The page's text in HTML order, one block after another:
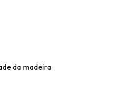
da madeira